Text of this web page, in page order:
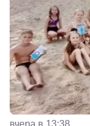
вчера в 13:38